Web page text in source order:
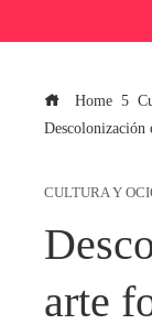
Home
CULTURA Y
arte